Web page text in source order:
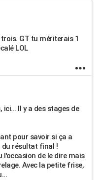
GT tu mériterais 1
LOL
Il y a des stages de
pour savoir si ça a
résultat final !
l'occasion de le dire mais
Avec la petite frise,